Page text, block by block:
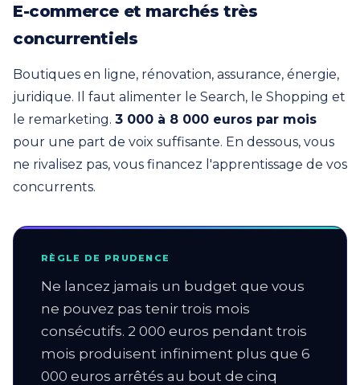
E-commerce et marchés très
concurrentiels
Boutiques en ligne, rénovation, assurance, énergie,
juridique. Il faut alimenter le Search, le Shopping et
le remarketing. 3 000 à 8 000 euros par mois
pour une part de voix suffisante. En dessous, vous
ne rivalisez pas, vous financez l'apprentissage de vos
concurrents.
RÈGLE DE PRUDENCE
Ne lancez jamais un budget que vous
ne pouvez pas tenir trois mois
consécutifs. 2 000 euros pendant trois
mois produisent infiniment plus que 6
000 euros arrêtés au bout de cinq